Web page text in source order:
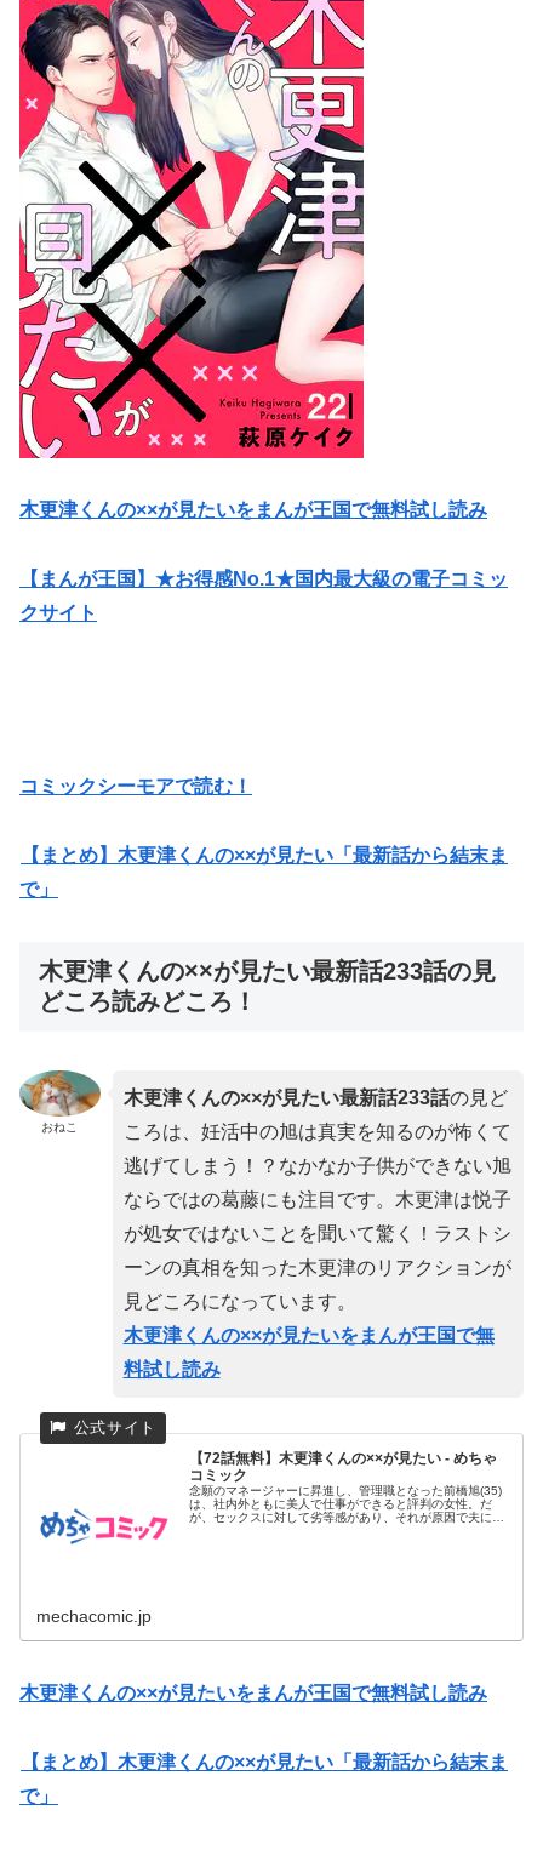
木更津くんの××が見たいをまんが王国で無料試し読み
【まんが王国】★お得感No.1★国内最大級の電子コミッ
クサイト
コミックシーモアで読む！
【まとめ】木更津くんの××が見たい「最新話から結末ま
で」
木更津くんの××が見たい最新話233話の見
どころ読みどころ！
おねこ
木更津くんの××が見たい最新話233話の見ど
ころは、妊活中の旭は真実を知るのが怖くて
逃げてしまう！？なかなか子供ができない旭
ならではの葛藤にも注目です。木更津は悦子
が処女ではないことを聞いて驚く！ラストシ
ーンの真相を知った木更津のリアクションが
見どころになっています。
木更津くんの××が見たいをまんが王国で無
料試し読み
【72話無料】木更津くんの××が見たい - めちゃ
コミック
念願のマネージャーに昇進し、管理職となった前橋旭(35)
は、社内外ともに美人で仕事ができると評判の女性。だ
が、セックスに対して劣等感があり、それが原因で夫にも
mechacomic.jp
木更津くんの××が見たいをまんが王国で無料試し読み
【まとめ】木更津くんの××が見たい「最新話から結末ま
で」